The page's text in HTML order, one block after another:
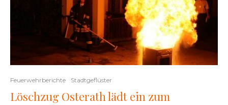
Feuerwehrberichte Stadtgeflüster
Löschzug Osterath lädt ein zum